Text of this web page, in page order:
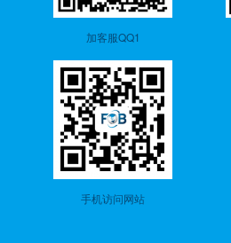
加客服QQ1
手机访问网站